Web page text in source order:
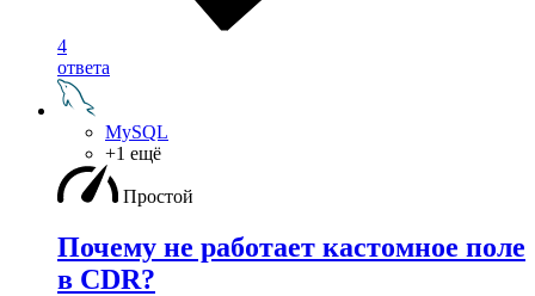
4
ответа
MySQL
+1 ещё
Простой
Почему не работает кастомное поле
в CDR?